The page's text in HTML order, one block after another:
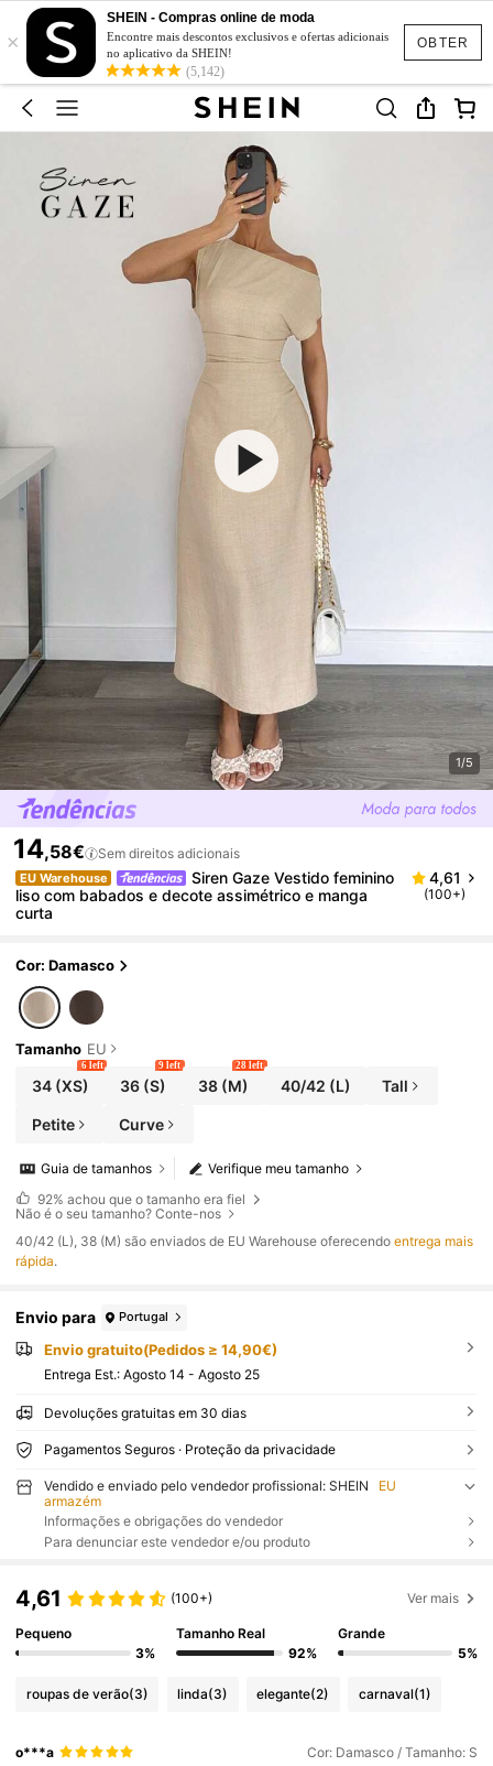
OBTER
×
SHEIN - Compras online de moda
Encontre mais descontos exclusivos e ofertas adicionais
no aplicativo da SHEIN!
(5,142)
1/5
14,58€ Sem direitos adicionais
EU Warehouse
Siren Gaze Vestido feminino
liso com babados e decote assimétrico e manga
curta
4,61
(100+)
Cor: Damasco
Tamanho EU
34(XS)
6 left
36 (S)
9 left
38(M)
28 left
40/42 (L) Tall
Petite Curve
Verifique meu tamanho
Guia de tamanhos
92% achou que o tamanho era fiel
Não é o seu tamanho? Conte-nos
​40/42 (L), 38 (M) são enviados de EU Warehouse oferecendoentrega mais
rápida.
Envio para Portugal
Envio gratuito(Pedidos ≥ 14,90€)
Entrega Est.: Agosto 14 - Agosto 25
Devoluções gratuitas em 30 dias
Pagamentos Seguros · Proteção da privacidade
Vendido e enviado pelo vendedor profissional: SHEIN
EU
armazém
Informações e obrigações do vendedor
Para denunciar este vendedor e/ou produto
4,61 (100+) Ver mais
Pequeno
3%
Tamanho Real
92%
Grande
5%
roupas de verão(3) linda(3) elegante(2) carnaval(1)
o***a Cor: Damasco / Tamanho: S